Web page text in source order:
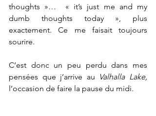
thoughts »…  « it’s just me and my
dumb thoughts today », plus
exactement. Ce me faisait toujours
sourire.
C’est donc un peu perdu dans mes
pensées que j’arrive au
l’occasion de faire la pause du midi.